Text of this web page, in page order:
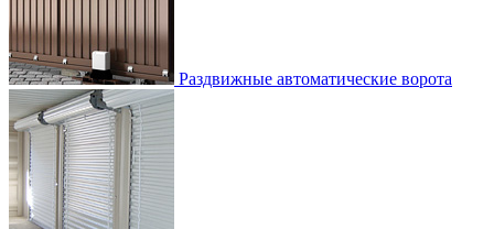
Раздвижные автоматические ворота